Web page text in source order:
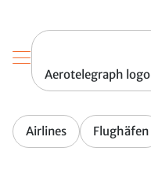
Aerotelegraph logo
Airlines Flughäfen